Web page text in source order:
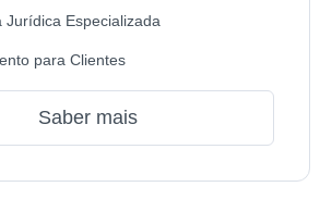
Jurídica Especializada
para Clientes
Saber mais